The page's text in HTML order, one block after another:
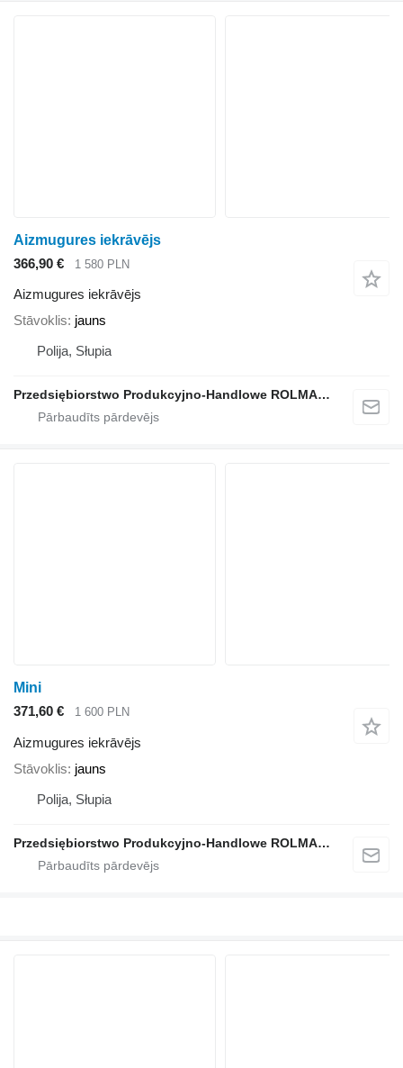
Aizmugures iekrāvējs
366,90 €
1 580 PLN
Aizmugures iekrāvējs
Stāvoklis jauns
Polija, Słupia
Przedsiębiorstwo Produkcyjno-Handlowe ROLMAPOL Marcin Dziekan
Mini
371,60 €
1 600 PLN
Aizmugures iekrāvējs
Stāvoklis jauns
Polija, Słupia
Przedsiębiorstwo Produkcyjno-Handlowe ROLMAPOL Marcin Dziekan